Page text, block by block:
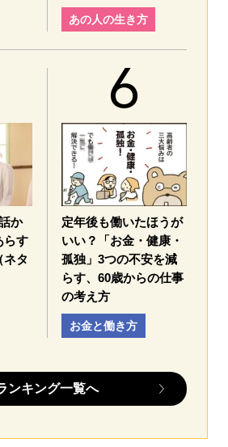
あの人の生き方
か
らす
ネタ
定年後も働いたほうが
いい？「お金・健康・
孤独」3つの不安を減
らす、60歳からの仕事
の考え方
お金と働き方
ンキング一覧へ